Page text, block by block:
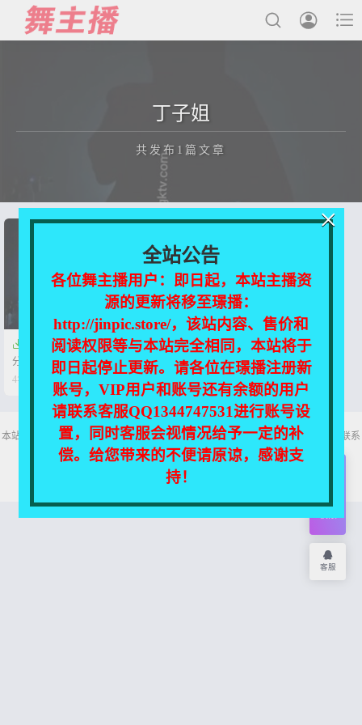



主播合集
用户中心
丁子姐
共发布1篇文章
正在为您加载新内容

抖音-丁子姐 直播 影子舞[2V 11
分45/823.02 MB]
4年前
0  244
本站所有资源均收集自互联网，仅供个人欣赏交流，如不慎侵犯了您的权益，请联系
我们，我们将尽快处理！
Copyright © 2026 舞主播
全站公告
各位舞主播用户：即日起，本站主播资
源的更新将移至璟播：
http://jinpic.store/，该站内容、售价和
阅读权限等与本站完全相同，本站将于
即日起停止更新。请各位在璟播注册新
账号，VIP用户和账号还有余额的用户
请联系客服QQ1344747531进行账号设
置，同时客服会视情况给予一定的补
偿。给您带来的不便请原谅，感谢支
持！
×
会员
客服